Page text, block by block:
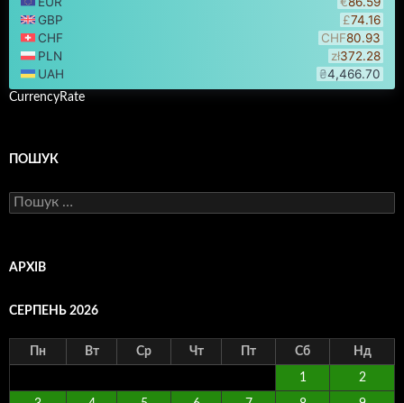
CurrencyRate
ПОШУК
Пошук:
АРХІВ
СЕРПЕНЬ 2026
Пн Вт Ср Чт Пт Сб Нд
1 2